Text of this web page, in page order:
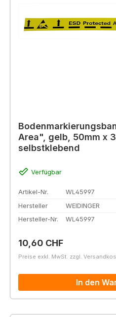
Area", gelb, 50mm x
selbstklebend
Verfügbar
Artikel-Nr.
WL45997
Hersteller
WEIDINGER
Hersteller-Nr.
WL45997
Regulärer Preis:
10,60 CHF
Preise exkl. MwSt. zzgl.
In den